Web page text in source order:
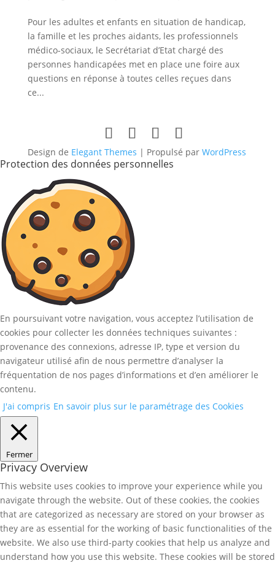
Pour les adultes et enfants en situation de handicap,
la famille et les proches aidants, les professionnels
médico-sociaux, le Secrétariat d’Etat chargé des
personnes handicapées met en place une foire aux
questions en réponse à toutes celles reçues dans
ce...
Design de Elegant Themes | Propulsé par WordPress
Protection des données personnelles
En poursuivant votre navigation, vous acceptez l’utilisation de
cookies pour collecter les données techniques suivantes :
provenance des connexions, adresse IP, type et version du
navigateur utilisé afin de nous permettre d’analyser la
fréquentation de nos pages d’informations et d’en améliorer le
contenu.
J'ai compris En savoir plus sur le paramétrage des Cookies
Fermer
Privacy Overview
This website uses cookies to improve your experience while you
navigate through the website. Out of these cookies, the cookies
that are categorized as necessary are stored on your browser as
they are as essential for the working of basic functionalities of the
website. We also use third-party cookies that help us analyze and
understand how you use this website. These cookies will be stored